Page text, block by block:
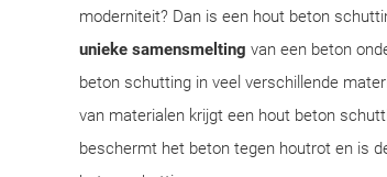
moderniteit? Dan is een hout beton
unieke samensmelting van een beton
beton schutting in veel verschillende
van materialen krijgt een hout beton
beschermt het beton tegen houtrot en is